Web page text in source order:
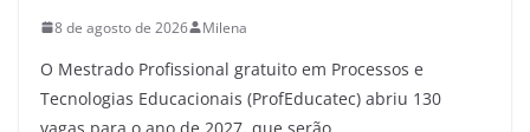
8 de agosto de 2026 Milena
O Mestrado Profissional gratuito em Processos e
Tecnologias Educacionais (ProfEducatec) abriu 130
vagas para o ano de 2027, que serão